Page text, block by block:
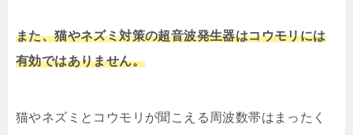
また、猫やネズミ対策の超音波発生器はコウモリには
有効ではありません。
猫やネズミとコウモリが聞こえる周波数帯はまったく